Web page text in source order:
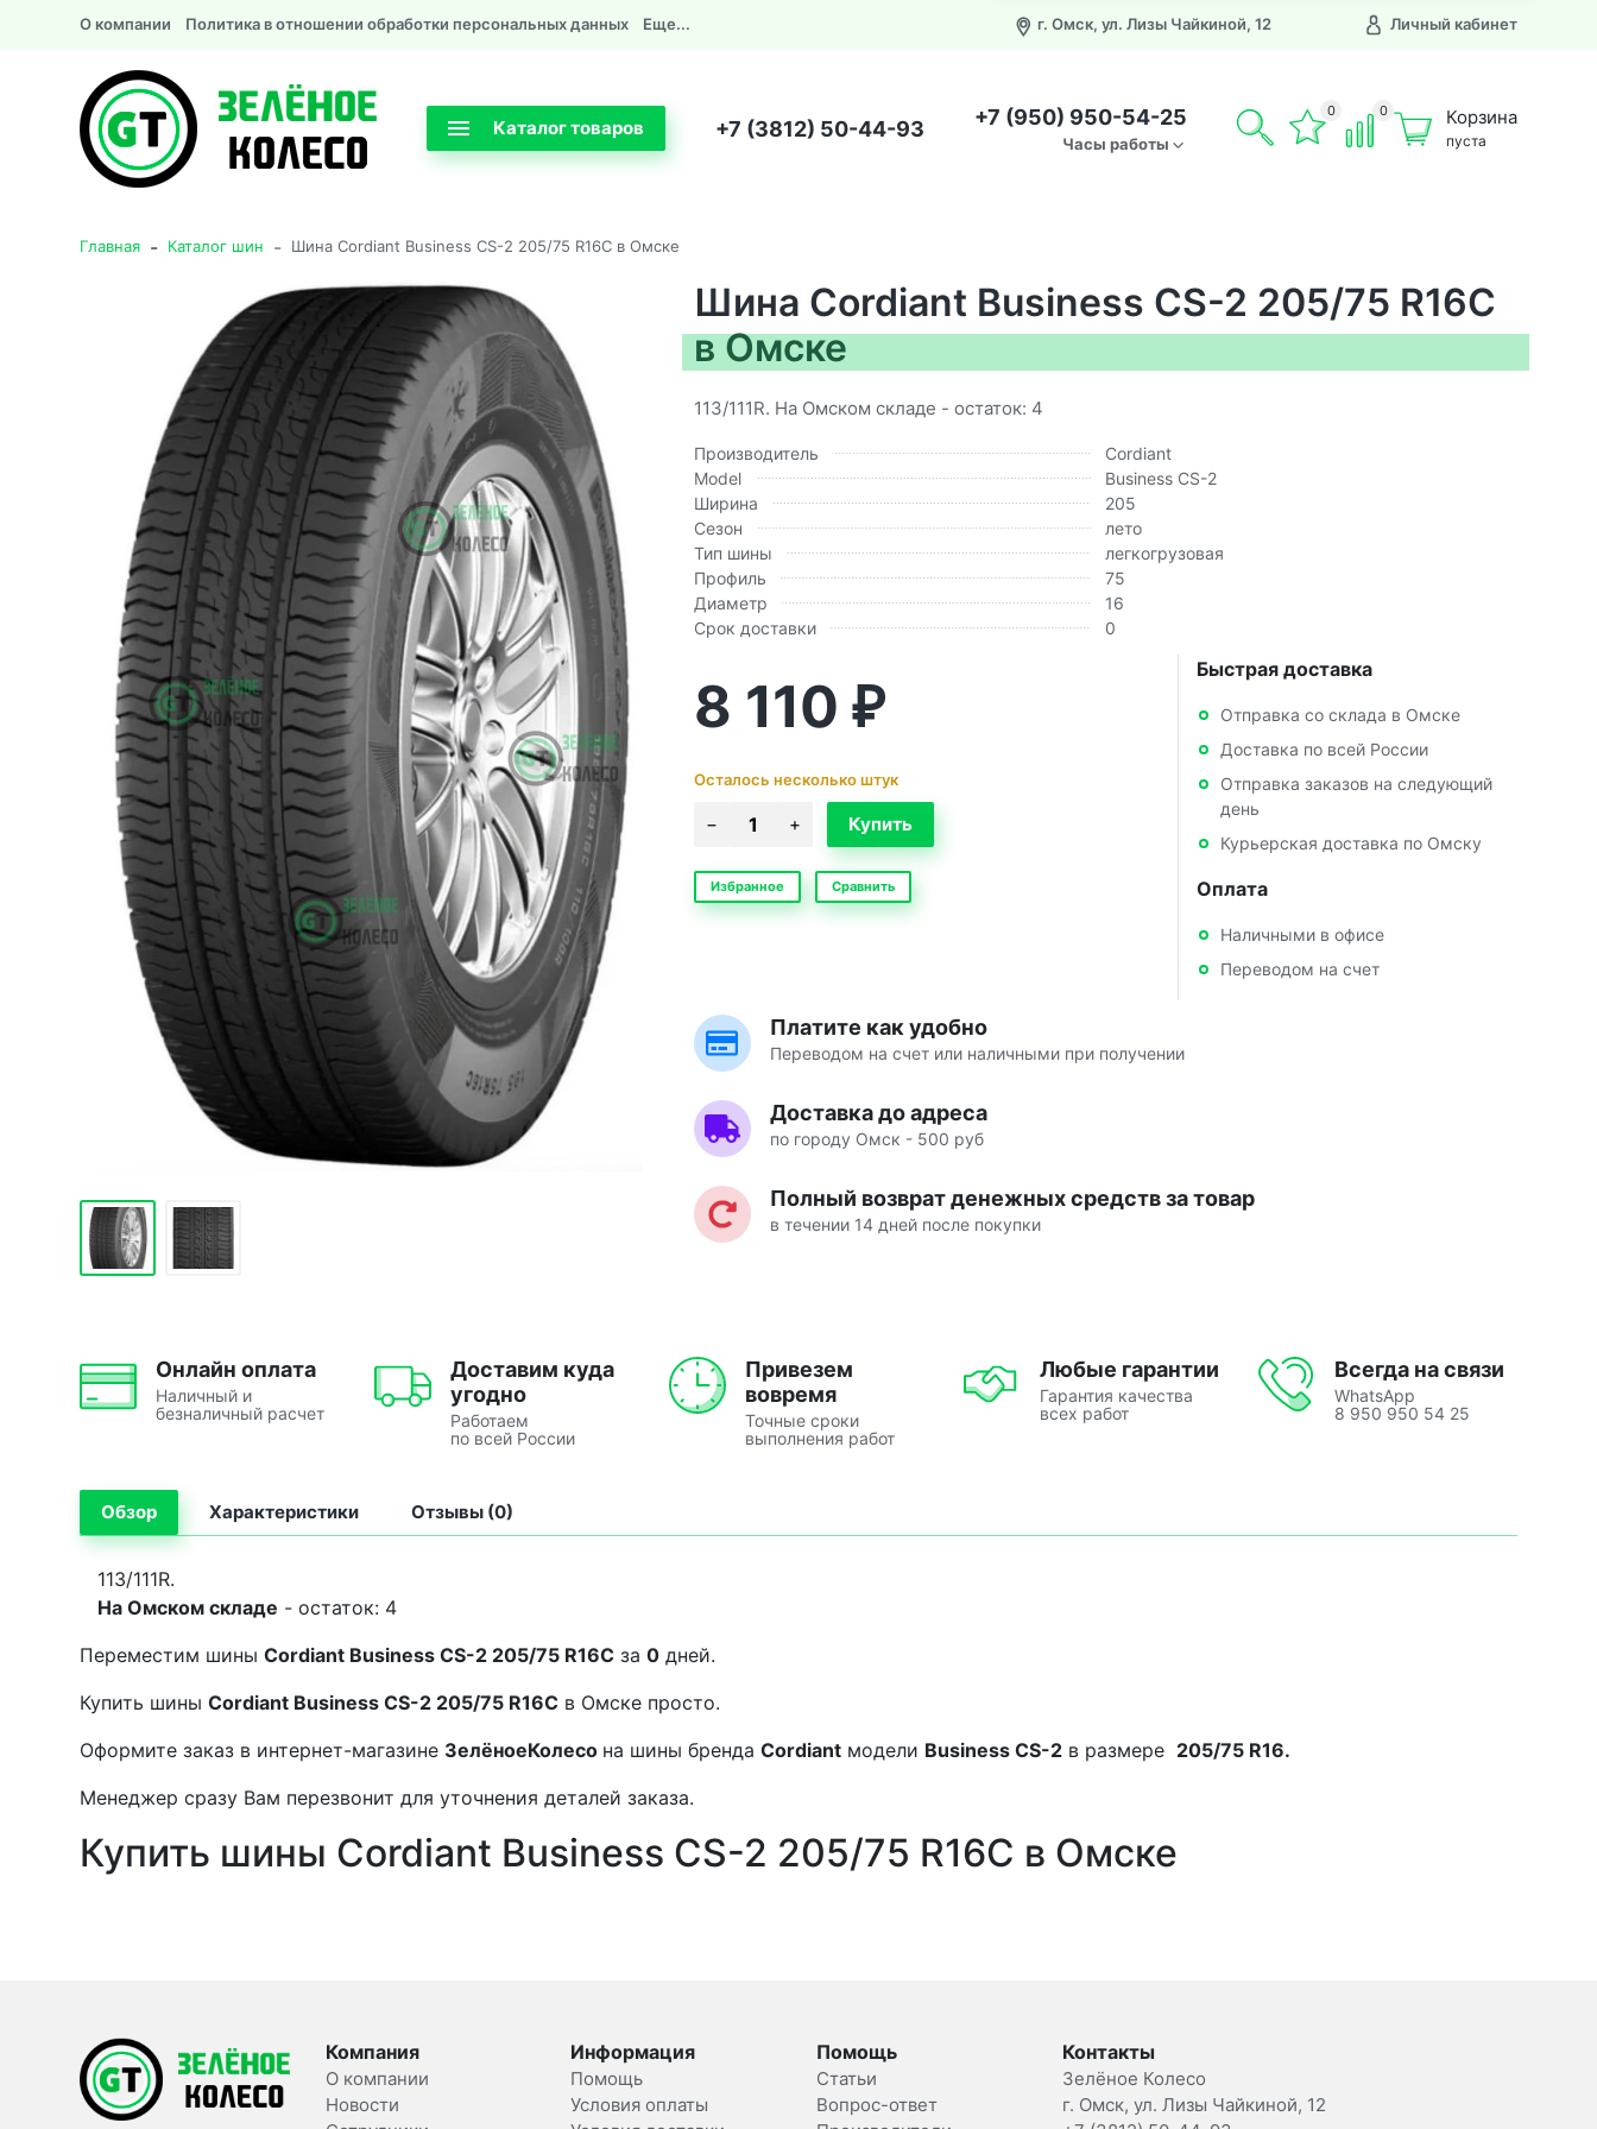
О компании Политика в отношении обработки персональных данных Еще... г. Омск, ул. Лизы Чайкиной, 12 Личный кабинет
Каталог товаров +7 (3812) 50-44-93 +7 (950) 950-54-25
Часы работы
0 0 Корзина
пуста
Главная - Каталог шин - Шина Cordiant Business CS-2 205/75 R16C в Омске
Шина Cordiant Business CS-2 205/75 R16C
в Омске
113/111R. На Омском складе - остаток: 4
Производитель
Cordiant
Model
Business CS-2
Ширина
205
Сезон
лето
Тип шины
легкогрузовая
Профиль
75
Диаметр
16
Срок доставки
0
8 110 ₽
Осталось несколько штук
Избранное Сравнить
Быстрая доставка
Отправка со склада в Омске
Доставка по всей России
Отправка заказов на следующий
день
Курьерская доставка по Омску
Оплата
Наличными в офисе
Переводом на счет
Платите как удобно
Переводом на счет или наличными при получении
Доставка до адреса
по городу Омск - 500 руб
Полный возврат денежных средств за товар
в течении 14 дней после покупки
Онлайн оплата
Наличный и
безналичный расчет
Доставим куда
угодно
Работаем
по всей России
Привезем
вовремя
Точные сроки
выполнения работ
Любые гарантии
Гарантия качества
всех работ
Всегда на связи
WhatsApp
8 950 950 54 25
Обзор Характеристики Отзывы (0)
113/111R.
На Омском складе - остаток: 4
Переместим шины Cordiant Business CS-2 205/75 R16C за 0 дней.
Купить шины Cordiant Business CS-2 205/75 R16C в Омске просто.
Оформите заказ в интернет-магазине ЗелёноеКолесо на шины бренда Cordiant модели Business CS-2 в размере 205/75 R16.
Менеджер сразу Вам перезвонит для уточнения деталей заказа.
Купить шины Cordiant Business CS-2 205/75 R16C в Омске
Компания
О компании
Новости
Информация
Помощь
Условия оплаты
Помощь
Статьи
Вопрос-ответ
Контакты
Зелёное Колесо
г. Омск, ул. Лизы Чайкиной, 12